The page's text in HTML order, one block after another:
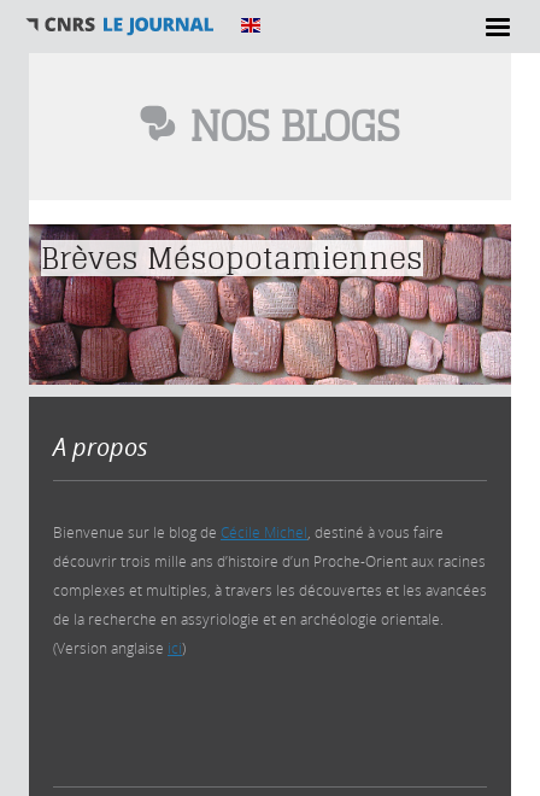
NOS BLOGS
Vous êtes ici
Brèves Mésopotamiennes
A propos
Bienvenue sur le blog de Cécile Michel, destiné à vous faire
découvrir trois mille ans d’histoire d’un Proche-Orient aux racines
complexes et multiples, à travers les découvertes et les avancées
de la recherche en assyriologie et en archéologie orientale.
(Version anglaise ici)